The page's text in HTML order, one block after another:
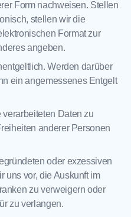
Form nachweisen. Stellen
stellen wir die
Format zur
angeben.
Werden darüber
ein angemessenes Entgelt
Daten zu
anderer Personen
oder exzessiven
uns vor, die Auskunft im
zu verweigern oder
zu verlangen.